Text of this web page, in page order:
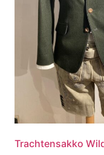
Trachtensakko